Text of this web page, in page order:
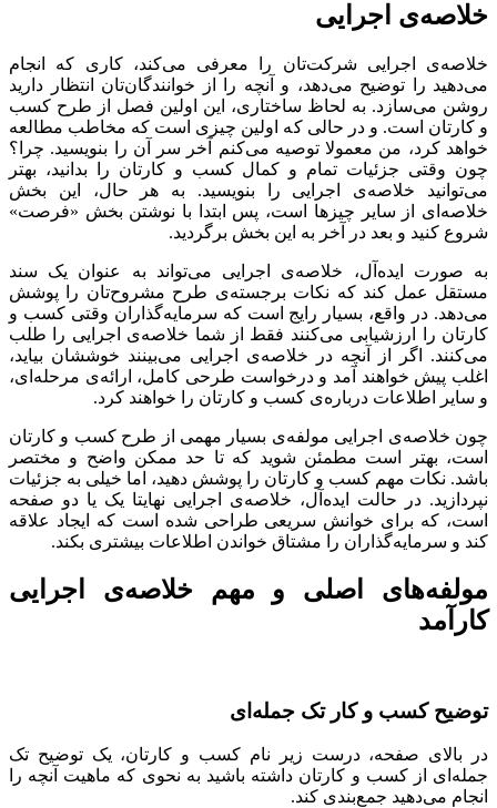
خلاصه‌ی اجرایی
خلاصه‌ی اجرایی شرکت‌تان را معرفی می‌کند، کاری که انجام
می‌دهید را توضیح می‌دهد، و آنچه را از خوانندگان‌تان انتظار دارید
روشن می‌سازد. به لحاظ ساختاری، این اولین فصل از طرح کسب
و کارتان است. و در حالی که اولین چیزی است که مخاطب مطالعه
خواهد کرد، من معمولا توصیه می‌کنم آخر سر آن را بنویسید. چرا؟
چون وقتی جزئیات تمام و کمال کسب و کارتان را بدانید، بهتر
می‌توانید خلاصه‌ی اجرایی را بنویسید. به هر حال، این بخش
خلاصه‌ای از سایر چیزها است، پس ابتدا با نوشتن بخش «فرصت»
شروع کنید و بعد در آخر به این بخش برگردید.
به صورت ایده‌آل، خلاصه‌ی اجرایی می‌تواند به عنوان یک سند
مستقل عمل کند که نکات برجسته‌ی طرح مشروح‌تان را پوشش
می‌دهد. در واقع، بسیار رایج است که سرمایه‌گذاران وقتی کسب و
کارتان را ارزشیابی می‌کنند فقط از شما خلاصه‌ی اجرایی را طلب
می‌کنند. اگر از آنچه در خلاصه‌ی اجرایی می‌بینند خوششان بیاید،
اغلب پیش خواهند آمد و درخواست طرحی کامل، ارائه‌ی مرحله‌ای،
و سایر اطلاعات درباره‌ی کسب و کارتان را خواهند کرد.
چون خلاصه‌ی اجرایی مولفه‌ی بسیار مهمی از طرح کسب و کارتان
است، بهتر است مطمئن شوید که تا حد ممکن واضح و مختصر
باشد. نکات مهم کسب و کارتان را پوشش دهید، اما خیلی به جزئیات
نپردازید. در حالت ایده‌آل، خلاصه‌ی اجرایی نهایتا یک یا دو صفحه
است، که برای خوانش سریعی طراحی شده است که ایجاد علاقه
کند و سرمایه‌گذاران را مشتاق خواندن اطلاعات بیشتری بکند.
مولفه‌های اصلی و مهم خلاصه‌ی اجرایی
کارآمد
توضیح کسب و کار تک جمله‌ای
در بالای صفحه، درست زیر نام کسب و کارتان، یک توضیح تک
جمله‌ای از کسب و کارتان داشته باشید به نحوی که ماهیت آنچه را
انجام می‌دهید جمع‌بندی کند.